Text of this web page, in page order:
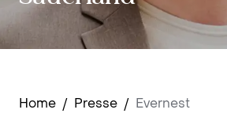
Home / Presse / Evernest